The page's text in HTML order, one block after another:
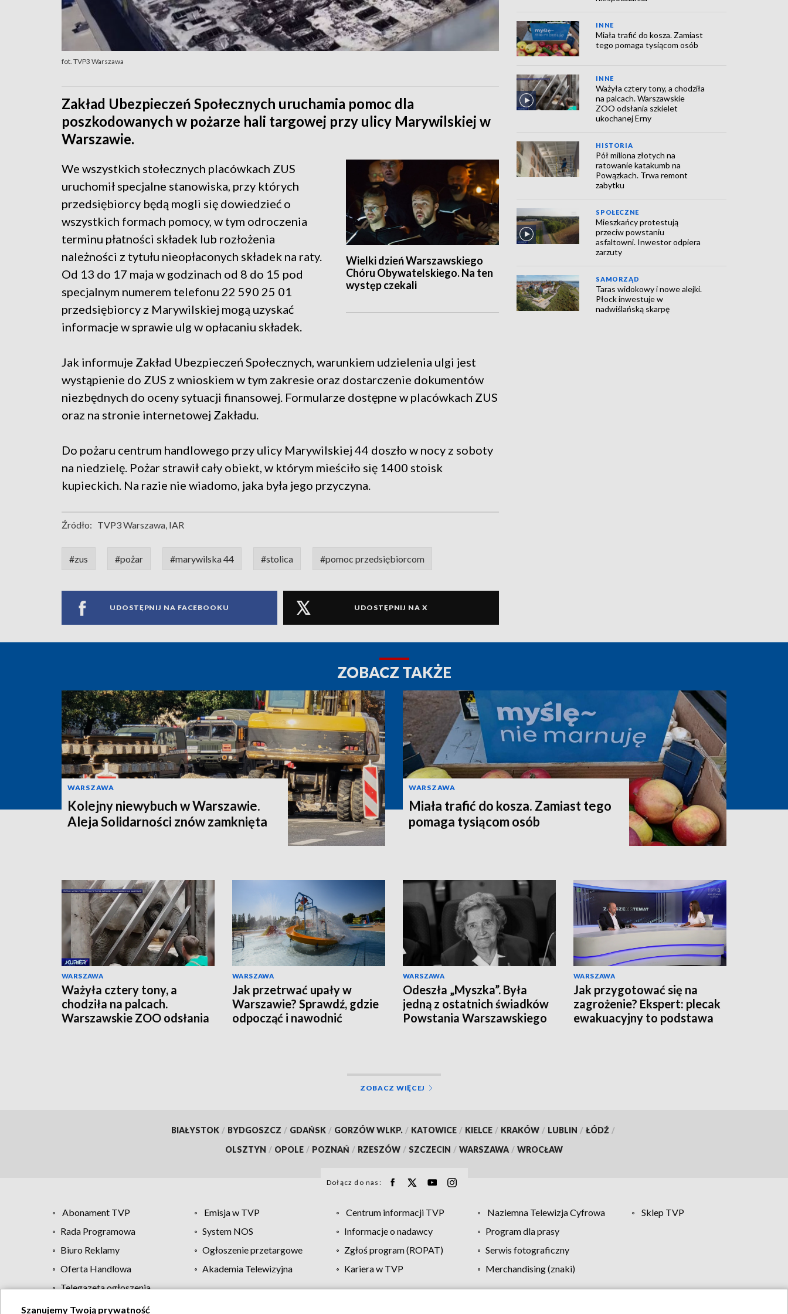
fot. TVP3 Warszawa
Zakład Ubezpieczeń Społecznych uruchamia pomoc dla
poszkodowanych w pożarze hali targowej przy ulicy Marywilskiej w
Warszawie.
Wielki dzień Warszawskiego
Chóru Obywatelskiego. Na ten
występ czekali
We wszystkich stołecznych placówkach ZUS
uruchomił specjalne stanowiska, przy których
przedsiębiorcy będą mogli się dowiedzieć o
wszystkich formach pomocy, w tym odroczenia
terminu płatności składek lub rozłożenia
należności z tytułu nieopłaconych składek na raty.
Od 13 do 17 maja w godzinach od 8 do 15 pod
specjalnym numerem telefonu 22 590 25 01
przedsiębiorcy z Marywilskiej mogą uzyskać
informacje w sprawie ulg w opłacaniu składek.
Jak informuje Zakład Ubezpieczeń Społecznych, warunkiem udzielenia ulgi jest
wystąpienie do ZUS z wnioskiem w tym zakresie oraz dostarczenie dokumentów
niezbędnych do oceny sytuacji finansowej. Formularze dostępne w placówkach ZUS
oraz na stronie internetowej Zakładu.
Do pożaru centrum handlowego przy ulicy Marywilskiej 44 doszło w nocy z soboty
na niedzielę. Pożar strawił cały obiekt, w którym mieściło się 1400 stoisk
kupieckich. Na razie nie wiadomo, jaka była jego przyczyna.
Źródło: TVP3 Warszawa, IAR
#zus #pożar #marywilska 44 #stolica #pomoc przedsiębiorcom
UDOSTĘPNIJ NA FACEBOOKU UDOSTĘPNIJ NA X
INNE
Miała trafić do kosza. Zamiast
tego pomaga tysiącom osób
INNE
Ważyła cztery tony, a chodziła
na palcach. Warszawskie
ZOO odsłania szkielet
ukochanej Erny
HISTORIA
Pół miliona złotych na
ratowanie katakumb na
Powązkach. Trwa remont
zabytku
SPOŁECZNE
Mieszkańcy protestują
przeciw powstaniu
asfaltowni. Inwestor odpiera
zarzuty
SAMORZĄD
Taras widokowy i nowe alejki.
Płock inwestuje w
nadwiślańską skarpę
ZOBACZ TAKŻE
WARSZAWA
Kolejny niewybuch w Warszawie.
Aleja Solidarności znów zamknięta
WARSZAWA
Miała trafić do kosza. Zamiast tego
pomaga tysiącom osób
WARSZAWA
Ważyła cztery tony, a
chodziła na palcach.
Warszawskie ZOO odsłania
WARSZAWA
Jak przetrwać upały w
Warszawie? Sprawdź, gdzie
odpocząć i nawodnić
WARSZAWA
Odeszła „Myszka”. Była
jedną z ostatnich świadków
Powstania Warszawskiego
WARSZAWA
Jak przygotować się na
zagrożenie? Ekspert: plecak
ewakuacyjny to podstawa
ZOBACZ WIĘCEJ
BIAŁYSTOK / BYDGOSZCZ / GDAŃSK / GORZÓW WLKP. / KATOWICE / KIELCE / KRAKÓW / LUBLIN / ŁÓDŹ /
OLSZTYN / OPOLE / POZNAŃ / RZESZÓW / SZCZECIN / WARSZAWA / WROCŁAW
Dołącz do nas:
Abonament TVP Emisja w TVP Centrum informacji TVP Naziemna Telewizja Cyfrowa
Sklep TVP
Rada Programowa
System NOS Informacje o nadawcy
Program dla prasy
Biuro Reklamy
Ogłoszenie przetargowe Zgłoś program (ROPAT)
Serwis fotograficzny
Oferta Handlowa
Akademia Telewizyjna Kariera w TVP
Merchandising (znaki)
Telegazeta ogłoszenia
Szanujemy Twoją prywatność